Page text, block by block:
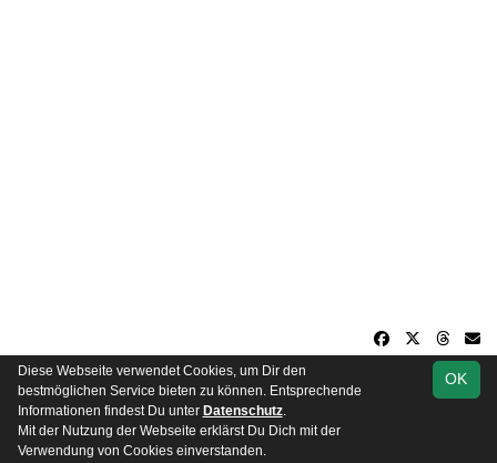
soccero.de
© 2006 - 2026
Besucherstatistik Impressum Datenschutz
OK
Diese Webseite verwendet Cookies, um Dir den
bestmöglichen Service bieten zu können. Entsprechende
Informationen findest Du unter Datenschutz.
Mit der Nutzung der Webseite erklärst Du Dich mit der
Verwendung von Cookies einverstanden.